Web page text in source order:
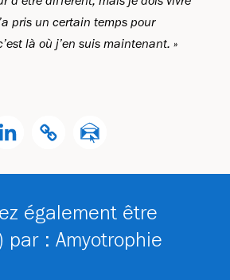
pris un certain temps pour
là où j’en suis maintenant. »
également être
par : Amyotrophie